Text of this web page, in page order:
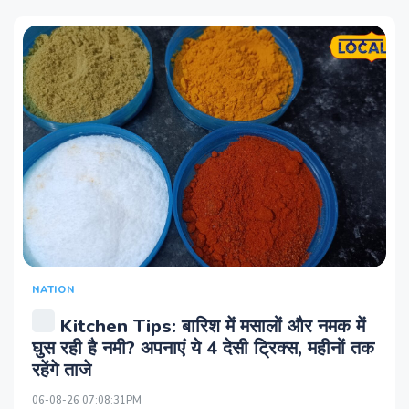
NATION
Kitchen Tips: बारिश में मसालों और नमक में
घुस रही है नमी? अपनाएं ये 4 देसी ट्रिक्स, महीनों तक
रहेंगे ताजे
06-08-26 07:08:31PM